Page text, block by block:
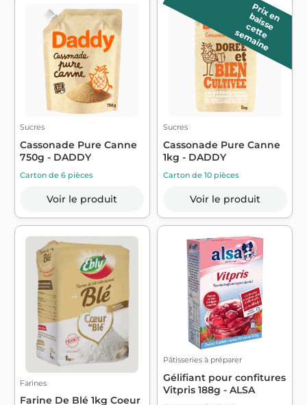
Sucres
Cassonade Pure Canne
750g - DADDY
Carton de 6 pièces
Voir le produit
P
r
ix
e
n b
a
is
s
e
c
e
t
t
e
s
e
m
a
in
e
Sucres
Cassonade Pure Canne
1kg - DADDY
Carton de 10 pièces
Voir le produit
Farines
Farine De Blé 1kg Coeur
Pâtisseries à préparer
Gélifiant pour confitures
Vitpris 188g - ALSA